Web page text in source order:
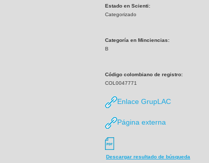
Estado en Scienti:
Categorizado
Categoría en Minciencias:
B
Código colombiano de registro:
COL0047771
Enlace GrupLAC
Página externa
Descargar resultado de búsqueda